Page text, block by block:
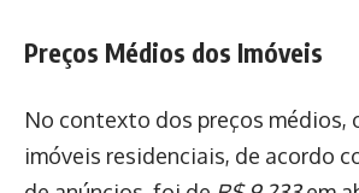
Preços Médios dos Imóveis
No contexto dos preços médios,
imóveis residenciais, de acordo